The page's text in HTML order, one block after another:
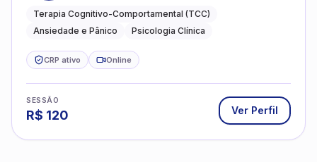
excessiva
Terapia Cognitivo-Comportamental (TCC)
Ansiedade e Pânico
Psicologia Clínica
CRP ativo Online
SESSÃO
R$ 120 Ver Perfil